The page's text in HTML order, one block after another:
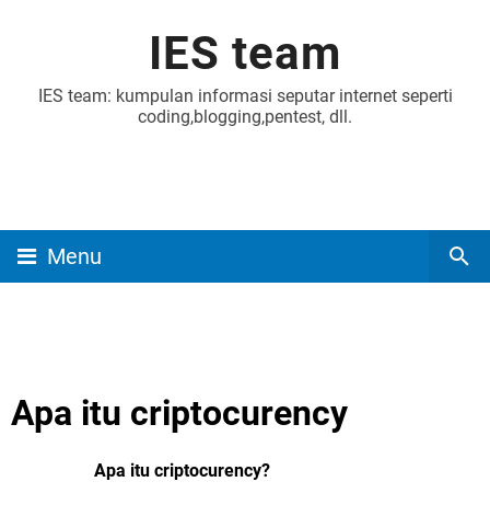
IES team
IES team: kumpulan informasi seputar internet seperti
coding,blogging,pentest, dll.
Menu
Apa itu criptocurency
Apa itu criptocurency?